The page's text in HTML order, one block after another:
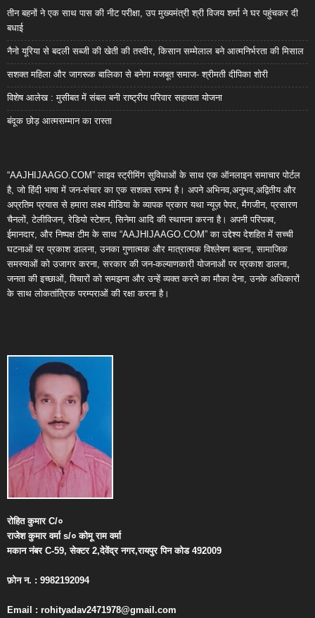
तीन बहनों ने एक साथ पास की नीट परीक्षा, उप मुख्यमंत्री श्री विजय शर्मा ने घर पहुंचकर दी
बधाई
नैनो यूरिया से बदली सब्जी की खेती की तस्वीर, किसान सम्मेलाल बने आत्मनिर्भरता की मिसाल
सशक्त महिला और जागरूक बालिका से बनेगा मजबूत समाज- श्रीमती दीपिका शोरी
विशेष आलेख : मुसीबत में संबल बनी राष्ट्रीय परिवार सहायता योजना
बंदूक छोड़ आत्मसम्मान का रास्ता
“AAJHIJAAGO.COM” लाइव स्ट्रीमिंग सुविधाओं के साथ एक ऑनलाइन समाचार पोर्टल
है, जो हिंदी भाषा में जन-संचार का एक सशक्त स्तम्भ है। अपने अभिनव,अनुभव,अद्वितीय और
अप्रतिम प्रयास से हमारा लक्ष्य मीडिया के व्यापक प्रकार यथा न्यूज़ पेपर, मैगजीन, प्रसारण
चैनलों, टेलीविजन, रेडियो स्टेशन, सिनेमा आदि की स्थापना करना है। अपनी परिपक्व,
ईमानदार, और निष्पक्ष टीम के साथ “AAJHIJAAGO.COM” का उद्देश्य देशहित में सच्ची
घटनाओं पर प्रकाश डालना, उनका गुणात्मक और मात्रात्मक विश्लेषण बताना, सामाजिक
समस्याओं को उजागर करना, सरकार की जन-कल्याणकारी योजनाओं पर प्रकाश डालना,
जनता की इच्छाओं, विचारों को समझना और उन्हें व्यक्त करने का मौका देना, उनके अधिकारों
के साथ लोकतांत्रिक परम्पराओं की रक्षा करना है।
रोहित कुमारC/०
राजेश कुमार वर्माs/० कोमू राम वर्मा
मकान नंबरC-59,सेक्टर2,देवेंद्र नगर,रायपुर पिन कोड492009
फ़ोन न. : 9982192094
Email : rohityadav2471978@gmail.com